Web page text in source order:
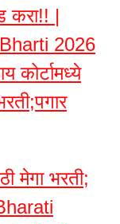
करा!! |
2026
कोर्टामध्ये
मेगा भरती;